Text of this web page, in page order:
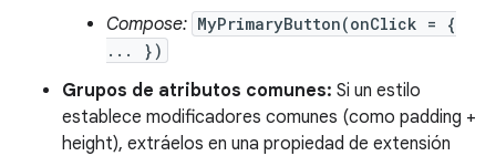
Compose: MyPrimaryButton(onClick = {
... })
Grupos de atributos comunes: Si un estilo
establece modificadores comunes (como padding +
height), extráelos en una propiedad de extensión